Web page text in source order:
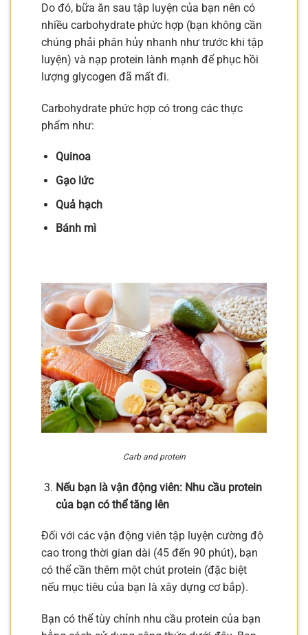
Do đó, bữa ăn sau tập luyện của bạn nên có
nhiều carbohydrate phức hợp (bạn không cần
chúng phải phân hủy nhanh như trước khi tập
luyện) và nạp protein lành mạnh để phục hồi
lượng glycogen đã mất đi.
Carbohydrate phức hợp có trong các thực
phẩm như:
Quinoa
Gạo lức
Quả hạch
Bánh mì
Carb and protein
Nếu bạn là vận động viên: Nhu cầu protein
của bạn có thể tăng lên
Đối với các vận động viên tập luyện cường độ
cao trong thời gian dài (45 đến 90 phút), bạn
có thể cần thêm một chút protein (đặc biệt
nếu mục tiêu của bạn là xây dựng cơ bắp).
Bạn có thể tùy chỉnh nhu cầu protein của bạn